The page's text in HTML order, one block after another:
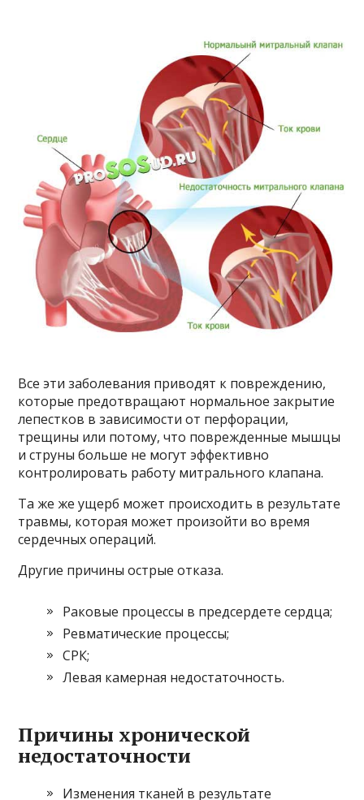
Все эти заболевания приводят к повреждению,
которые предотвращают нормальное закрытие
лепестков в зависимости от перфорации,
трещины или потому, что поврежденные мышцы
и струны больше не могут эффективно
контролировать работу митрального клапана.
Та же же ущерб может происходить в результате
травмы, которая может произойти во время
сердечных операций.
Другие причины острые отказа.
Раковые процессы в предсердете сердца;
Ревматические процессы;
СРК;
Левая камерная недостаточность.
Причины хронической
недостаточности
Изменения тканей в результате